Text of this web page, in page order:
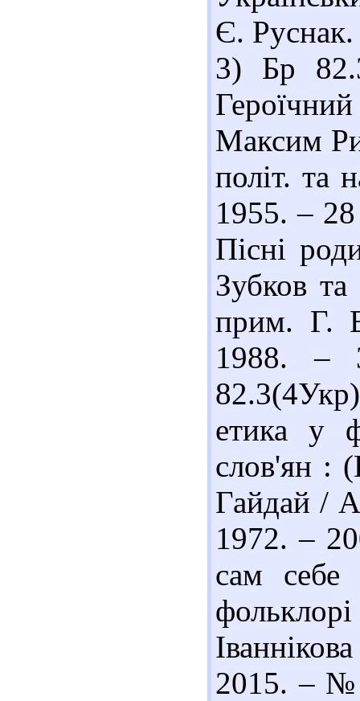
Є.
3) Бр
Максим
політ. та
1955. –
Пісні
Зубков
прим. Г.
1988. –
етика у
слов'ян :
Гайдай /
1972. –
сам себе
2015. – №